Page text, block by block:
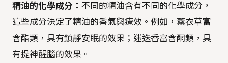
精油的化學成分： 不同的精油含有不同的化學成分，
這些成分決定了精油的香氣與療效。例如，薰衣草富
含酯類，具有鎮靜安眠的效果；迷迭香富含酮類，具
有提神醒腦的效果。